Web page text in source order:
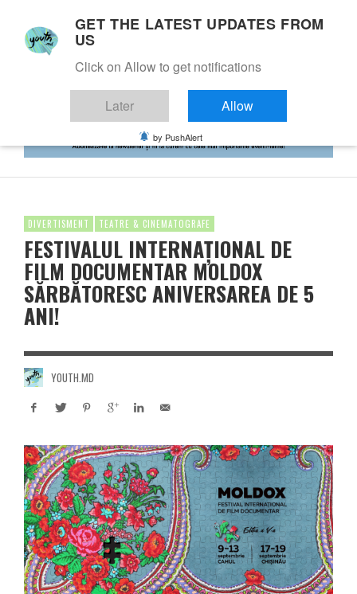
DIVERTISMENT TEATRE & CINEMATOGRAFE
FESTIVALUL INTERNAȚIONAL DE
FILM DOCUMENTAR MOLDOX
SĂRBĂTORESC ANIVERSAREA DE 5
ANI!
YOUTH.MD
GET THE LATEST UPDATES FROM
US
Click on Allow to get notifications
Later Allow
by PushAlert